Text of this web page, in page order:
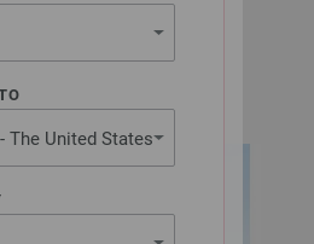
The United States
No. 71 | Modell 17